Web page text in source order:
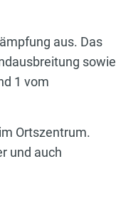
aus. Das
sowie
1 vom
Ortszentrum.
und auch